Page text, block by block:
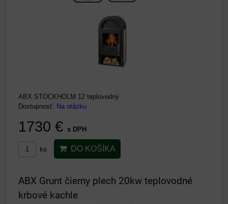
ABX STOCKHOLM 12 teplovodný
Dostupnosť: Na otázku
1730 € s DPH
ks DO KOŠÍKA
ABX Grunt čierny plech 20kw teplovodné
krbové kachle